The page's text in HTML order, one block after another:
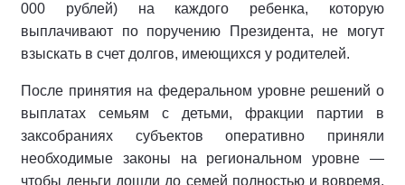
000 рублей) на каждого ребенка, которую
выплачивают по поручению Президента, не могут
взыскать в счет долгов, имеющихся у родителей.
После принятия на федеральном уровне решений о
выплатах семьям с детьми, фракции партии в
заксобраниях субъектов оперативно приняли
необходимые законы на региональном уровне —
чтобы деньги дошли до семей полностью и вовремя.